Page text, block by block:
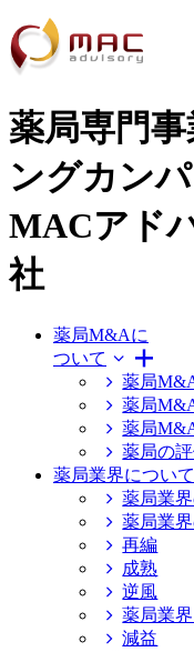
薬局専門
ングカン
MACアド
社
薬局M&Aに
ついて
薬局
薬局
薬局
薬局の
薬局業界について
薬局業
薬局業
再編
成熟
逆風
薬局業
減益